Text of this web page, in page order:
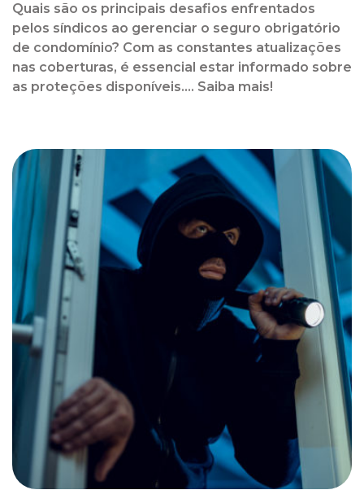
Quais são os principais desafios enfrentados
pelos síndicos ao gerenciar o seguro obrigatório
de condomínio? Com as constantes atualizações
nas coberturas, é essencial estar informado sobre
as proteções disponíveis.... Saiba mais!